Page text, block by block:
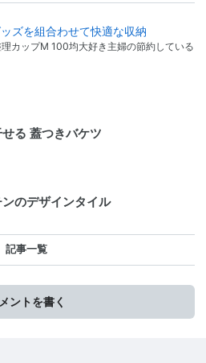
ズを組合わせて快適な収納
カップM 100均大好き主婦の節約している
る 蓋つきバケツ
のデザインタイル
記事一覧
ントを書く